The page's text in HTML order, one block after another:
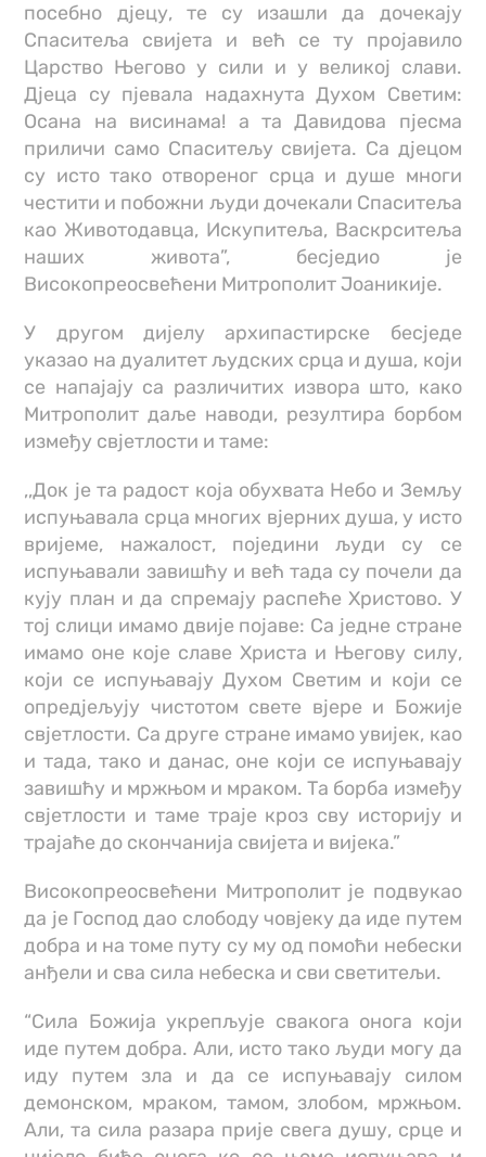
посебно дјецу, те су изашли да дочекају
Спаситеља свијета и већ се ту пројавило
Царство Његово у сили и у великој слави.
Дјеца су пјевала надахнута Духом Светим:
Осана на висинама! а та Давидова пјесма
приличи само Спаситељу свијета. Са дјецом
су исто тако отвореног срца и душе многи
честити и побожни људи дочекали Спаситеља
као Животодавца, Искупитеља, Васкрситеља
наших живота”, бесједио је
Високопреосвећени Митрополит Јоаникије.
У другом дијелу архипастирске бесједе
указао на дуалитет људских срца и душа, који
се напајају са различитих извора што, како
Митрополит даље наводи, резултира борбом
између свјетлости и таме:
,,Док је та радост која обухвата Небо и Земљу
испуњавала срца многих вјерних душа, у исто
вријеме, нажалост, поједини људи су се
испуњавали завишћу и већ тада су почели да
кују план и да спремају распеће Христово. У
тој слици имамо двије појаве: Са једне стране
имамо оне које славе Христа и Његову силу,
који се испуњавају Духом Светим и који се
опредјељују чистотом свете вјере и Божије
свјетлости. Са друге стране имамо увијек, као
и тада, тако и данас, оне који се испуњавају
завишћу и мржњом и мраком. Та борба између
свјетлости и таме траје кроз сву историју и
трајаће до скончанија свијета и вијека.”
Високопреосвећени Митрополит је подвукао
да је Господ дао слободу човјеку да иде путем
добра и на томе путу су му од помоћи небески
анђели и сва сила небеска и сви светитељи.
“Сила Божија укрепљује свакога онога који
иде путем добра. Али, исто тако људи могу да
иду путем зла и да се испуњавају силом
демонском, мраком, тамом, злобом, мржњом.
Али, та сила разара прије свега душу, срце и